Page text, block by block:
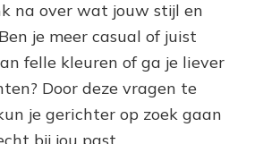
na over wat jouw stijl en
je meer casual of juist
felle kleuren of ga je liever
Door deze vragen te
je gerichter op zoek gaan
bij jou past.